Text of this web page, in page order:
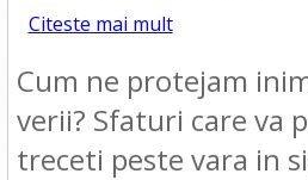
Citeste mai mult
Cum ne protejam
verii? Sfaturi care va
treceti peste vara in